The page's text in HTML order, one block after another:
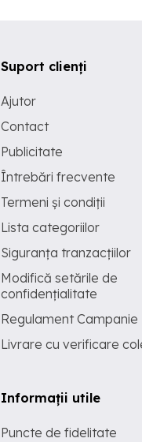
Suport clienți
Ajutor
Contact
Publicitate
Întrebări frecvente
Termeni și condiții
Lista categoriilor
Siguranța tranzacțiilor
Modifică setările de
confidențialitate
Regulament Campanie
Livrare cu verificare
Informații utile
Puncte de fidelitate